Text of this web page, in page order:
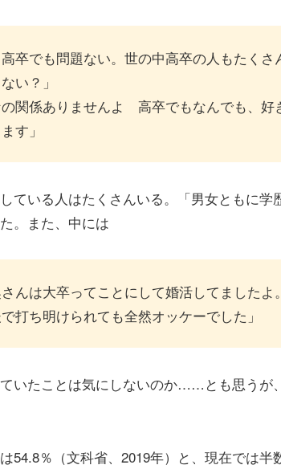
高卒でも問題ない。世の中高卒の人もたく
い？」
の関係ありませんよ 高卒でもなんでも、好
す」
ている人はたくさんいる。「男女ともに学
。また、中には
さんは大卒ってことにして婚活してました
打ち明けられても全然オッケーでした」
いたことは気にしないのか……とも思うが
54.8％（文科省、2019年）と、現在では半